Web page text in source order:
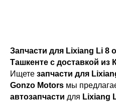
Запчасти для Lixiang Li 8
Ташкенте с доставкой из
Ищете запчасти для
Gonzo Motors мы
автозапчасти для Lixiang